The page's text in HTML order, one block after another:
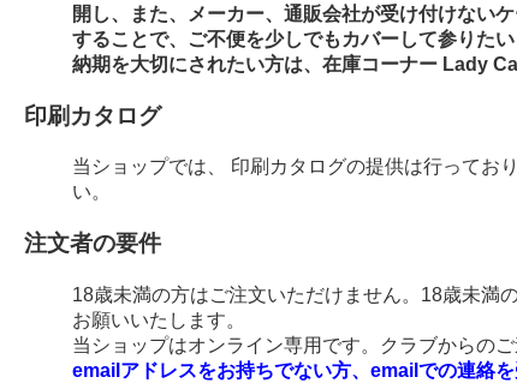
開し、また、メーカー、通販会社が受け付けない
することで、ご不便を少しでもカバーして参りたい
納期を大切にされたい方は、在庫コーナー Lady
印刷カタログ
当ショップでは、 印刷カタログの提供は行ってお
い。
注文者の要件
18歳未満の方はご注文いただけません。18歳未満
お願いいたします。
当ショップはオンライン専用です。クラブからの
emailアドレスをお持ちでない方、emailでの連絡